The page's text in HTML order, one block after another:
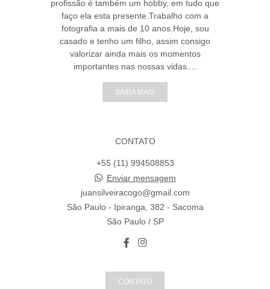
profissão é também um hobby, em tudo que
faço ela esta presente.Trabalho com a
fotografia a mais de 10 anos.Hoje, sou
casado e tenho um filho, assim consigo
valorizar ainda mais os momentos
importantes nas nossas vidas....
SAIBA MAIS
CONTATO
+55 (11) 994508853
Enviar mensagem
juansilveiracogo@gmail.com
São Paulo - Ipiranga, 382 - Sacoma
São Paulo / SP
CONTATO